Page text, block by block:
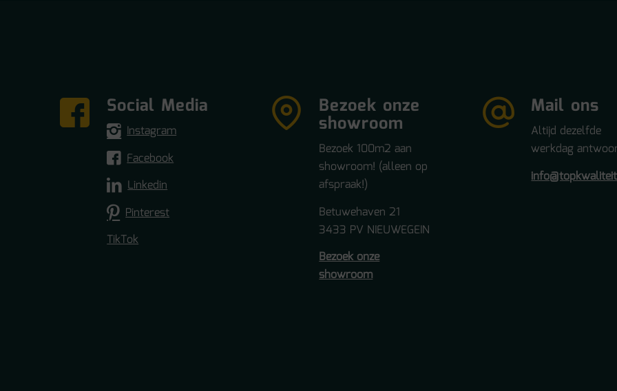
Social Media
Instagram
Facebook
Linkedin
Pinterest
TikTok
Bezoek onze
showroom
Bezoek 100m2 aan
showroom! (alleen op
afspraak!)
Betuwehaven 21
3433 PV NIEUWEGEIN
Bezoek onze
showroom
Mail ons
Altijd dezelfde
werkdag